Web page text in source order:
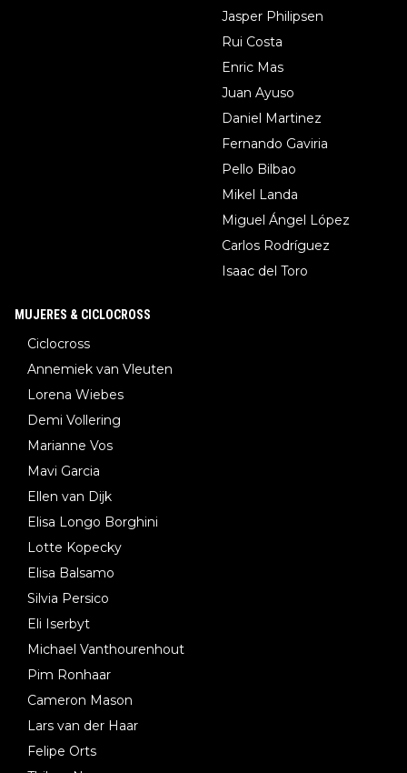
Jasper Philipsen
Rui Costa
Enric Mas
Juan Ayuso
Daniel Martinez
Fernando Gaviria
Pello Bilbao
Mikel Landa
Miguel Ángel López
Carlos Rodríguez
Isaac del Toro
MUJERES & CICLOCROSS
Ciclocross
Annemiek van Vleuten
Lorena Wiebes
Demi Vollering
Marianne Vos
Mavi Garcia
Ellen van Dijk
Elisa Longo Borghini
Lotte Kopecky
Elisa Balsamo
Silvia Persico
Eli Iserbyt
Michael Vanthourenhout
Pim Ronhaar
Cameron Mason
Lars van der Haar
Felipe Orts